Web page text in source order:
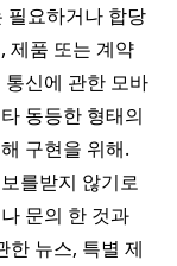
필요하거나 합당
제품 또는 계약
신에 관한 모바
동등한 형태의
구현을 위해.
를받지 않기로
문의 한 것과
한 뉴스, 특별 제